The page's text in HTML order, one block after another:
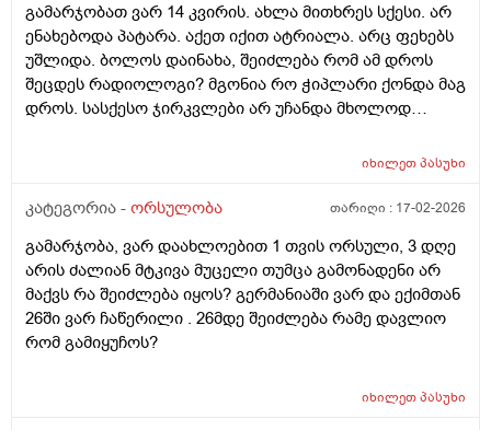
გამოიყენებს, გაყინული კიდევ ისევ მორჩება
კლინიკაში, ამ დროს შემდგომ როგორ განვითარდება
სცენარი? რა ბედი ეწევა დარჩენილ გაყინულ
კვერცხუჯრედებს?_თუ მათ ვადა გასდით,
გამოიყენებენ მანამ სხვა ქალის
მიუხედავად? თუ არ შეწუხდებით, დეტალურად რომ
მადლობა!
გამარჯობათ ვარ 14 კვირის. ახლა მითხრეს სქესი. არ
ენახებოდა პატარა. აქეთ იქით ატრიალა. არც ფეხებს
უშლიდა. ბოლოს დაინახა, შეიძლება რომ ამ დროს
შეცდეს რადიოლოგი? მგონია რო ჭიპლარი ქონდა მაგ
დროს. სასქესო ჯირკვლები არ უჩანდა მხოლოდ
იხილეთპასუხი
კატეგორია - ორსულობა თარიღი : 17-02-2026
გამარჯობა, ვარ დაახლოებით 1 თვის ორსული, 3 დღე
არის ძალიან მტკივა მუცელი თუმცა გამონადენი არ
მაქვს რა შეიძლება იყოს? გერმანიაში ვარ და ექიმთან
26ში ვარ ჩაწერილი . 26მდე შეიძლება რამე დავლიო
რომ გამიყუჩოს?
იხილეთპასუხი